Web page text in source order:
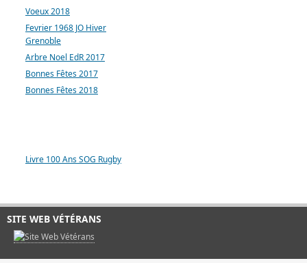
Voeux 2018
Fevrier 1968 JO Hiver
Grenoble
Arbre Noel EdR 2017
Bonnes Fêtes 2017
Bonnes Fêtes 2018
Livre 100 Ans SOG Rugby
SITE WEB VÉTÉRANS